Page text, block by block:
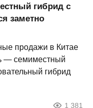
гибрид с
заметно
продажи в Китае
— семиместный
гибрид
1 381